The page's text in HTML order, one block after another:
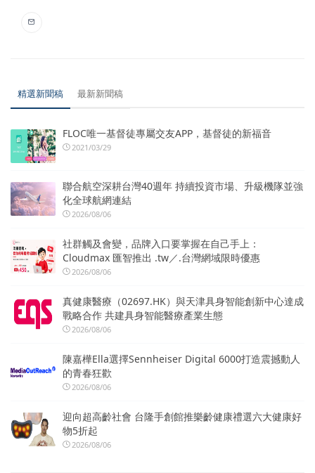
精選新聞稿 最新新聞稿
FLOC唯一基督徒專屬交友APP，基督徒的新福音
2021/03/29
聯合航空深耕台灣40週年 持續投資市場、升級機隊並強
化全球航網連結
2026/08/06
社群觸及會變，品牌入口要掌握在自己手上：
Cloudmax 匯智推出 .tw／.台灣網域限時優惠
2026/08/06
真健康醫療（02697.HK）與天津具身智能創新中心達成
戰略合作 共建具身智能醫療產業生態
2026/08/06
陳嘉樺Ella選擇Sennheiser Digital 6000打造震撼動人
的青春狂歡
2026/08/06
迎向超高齡社會 台隆手創館推樂齡健康禮選六大健康好
物5折起
2026/08/06